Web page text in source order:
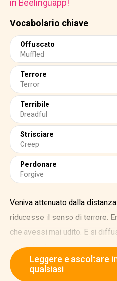
Vocabolario chiave
Offuscato
Muffled
Terrore
Terror
Terribile
Dreadful
Strisciare
Creep
Perdonare
Forgive
in Beelinguapp!
Veniva attenuato dalla
riducesse il senso di terrore.
che avessi mai udito. E si
luogo, là al piano di sotto. E
le stanze, su entrambi i piani, e
cantina. E poi fuori e oltre,
Leggere e ascoltare
qualsiasi